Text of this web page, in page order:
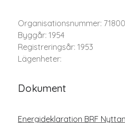
Organisationsnummer:
Byggår: 1954
Registreringsår: 1953
Lägenheter:
Dokument
Energideklaration BRF